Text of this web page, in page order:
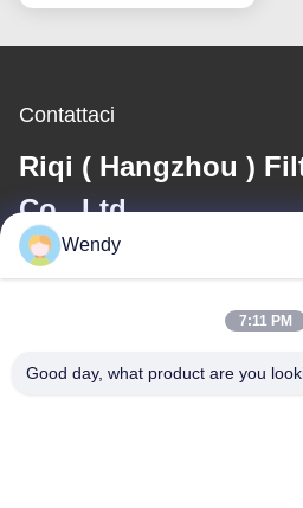
Contattaci
Riqi ( Hangzhou )
Co., Ltd.
E-mail
Wendy
7:11 PM
Good day, what product are you